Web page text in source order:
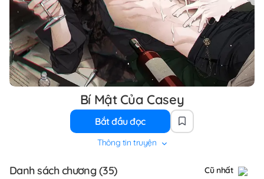
Bí Mật Của Casey
Bắt đầu đọc
Thông tin truyện
Danh sách chương (35) Cũ nhất